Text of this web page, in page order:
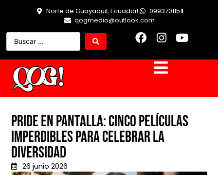
Norte de Guayaquil, Ecuador
0993701151
qogmedio@outlook.com
Pride en pantalla: Cinco películas
imperdibles para celebrar la
diversidad
26 junio 2026